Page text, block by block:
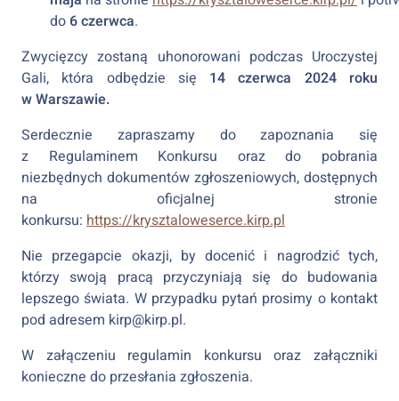
do6 czerwca.
Zwycięzcy zostaną uhonorowani podczas Uroczystej
Gali, która odbędzie się 14 czerwca 2024 roku
w Warszawie.
Serdecznie zapraszamy do zapoznania się
z Regulaminem Konkursu oraz do pobrania
niezbędnych dokumentów zgłoszeniowych, dostępnych
na oficjalnej stronie
konkursu: https://krysztaloweserce.kirp.pl
Nie przegapcie okazji, by docenić i nagrodzić tych,
którzy swoją pracą przyczyniają się do budowania
lepszego świata. W przypadku pytań prosimy o kontakt
pod adresem kirp@kirp.pl.
W załączeniu regulamin konkursu oraz załączniki
konieczne do przesłania zgłoszenia.